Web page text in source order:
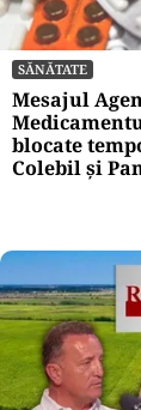
SĂNĂTATE
Mesajul
blocate
Colebil și